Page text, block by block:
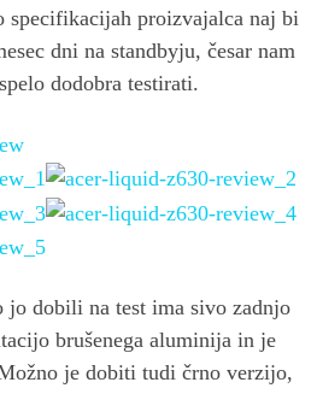
specifikacijah proizvajalca naj bi
dni na standbyju, česar nam
dodobra testirati.
jo dobili na test ima sivo zadnjo
brušenega aluminija in je
je dobiti tudi črno verzijo,